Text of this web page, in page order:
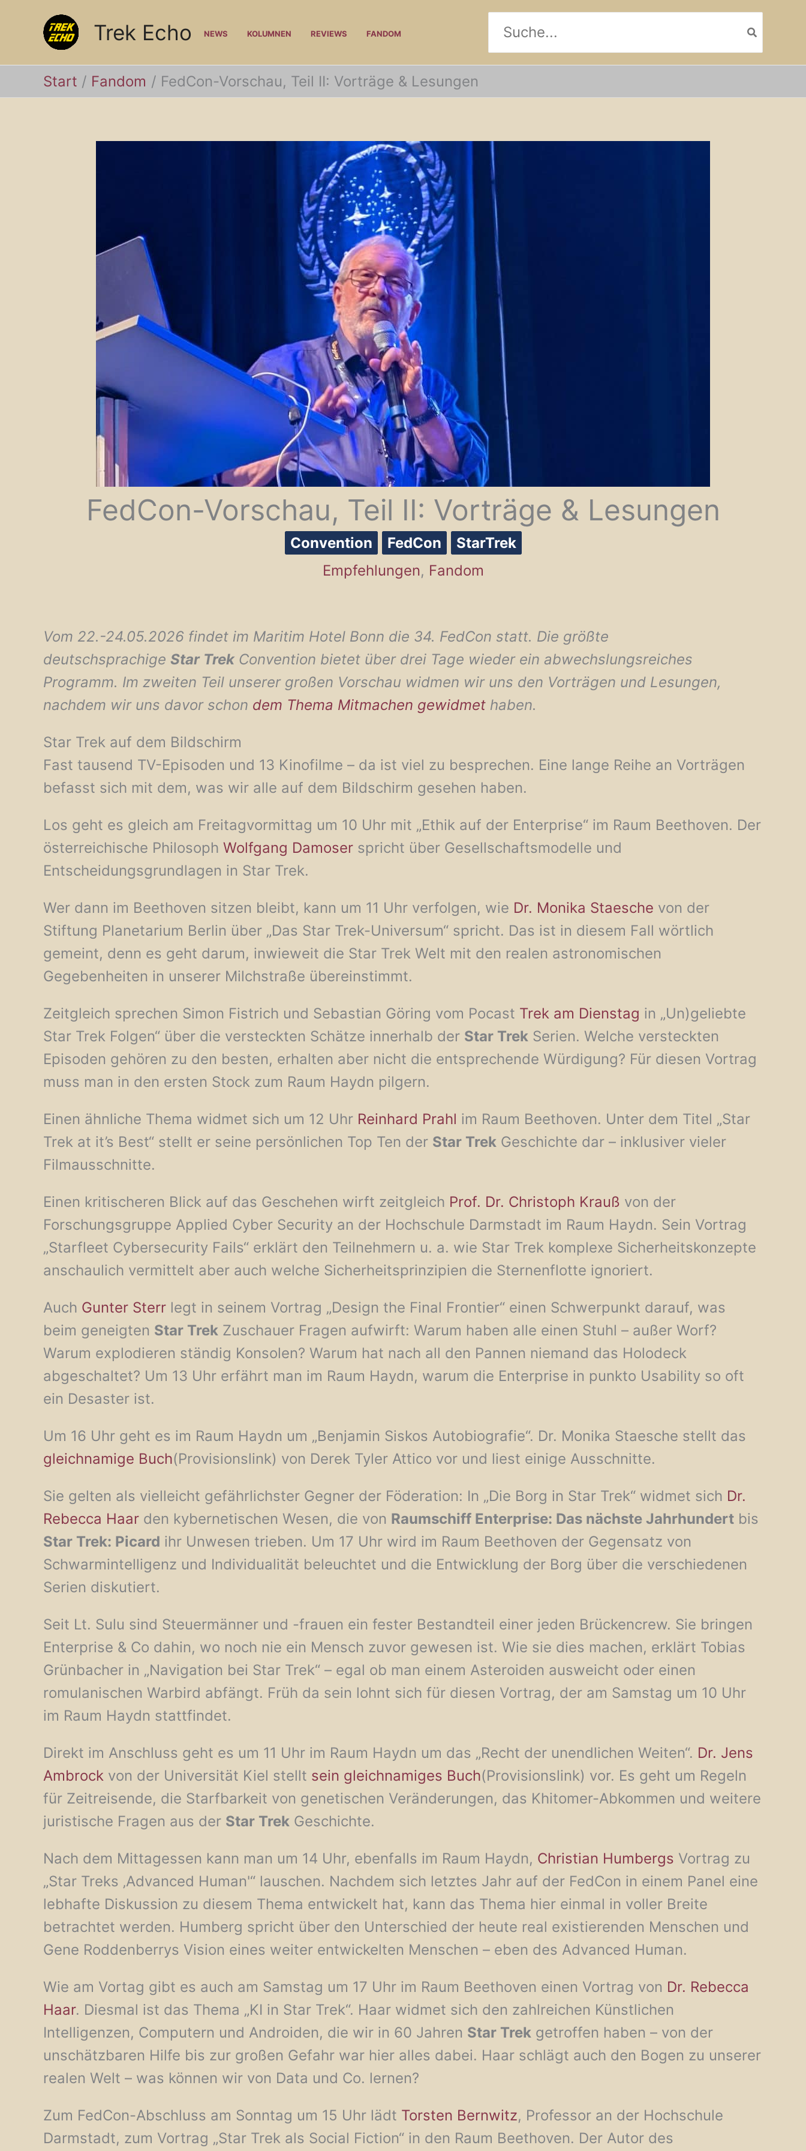
Trek Echo NEWS KOLUMNEN REVIEWS FANDOM
for:
Start Fandom FedCon-Vorschau, Teil II: Vorträge & Lesungen
FedCon-Vorschau, Teil II: Vorträge & Lesungen
Convention FedCon
StarTrek
Empfehlungen, Fandom
Vom 22.-24.05.2026 findet im Maritim Hotel Bonn die 34. FedCon statt. Die größte
deutschsprachige Star Trek Convention bietet über drei Tage wieder ein abwechslungsreiches
Programm. Im zweiten Teil unserer großen Vorschau widmen wir uns den Vorträgen und Lesungen,
nachdem wir uns davor schon dem Thema Mitmachen gewidmet haben.
Star Trek auf dem Bildschirm
Fast tausend TV-Episoden und 13 Kinofilme – da ist viel zu besprechen. Eine lange Reihe an Vorträgen
befasst sich mit dem, was wir alle auf dem Bildschirm gesehen haben.
Los geht es gleich am Freitagvormittag um 10 Uhr mit „Ethik auf der Enterprise“ im Raum Beethoven. Der
österreichische Philosoph Wolfgang Damoser spricht über Gesellschaftsmodelle und
Entscheidungsgrundlagen in Star Trek.
Wer dann im Beethoven sitzen bleibt, kann um 11 Uhr verfolgen, wie Dr. Monika Staesche von der
Stiftung Planetarium Berlin über „Das Star Trek-Universum“ spricht. Das ist in diesem Fall wörtlich
gemeint, denn es geht darum, inwieweit die Star Trek Welt mit den realen astronomischen
Gegebenheiten in unserer Milchstraße übereinstimmt.
Zeitgleich sprechen Simon Fistrich und Sebastian Göring vom Pocast Trek am Dienstag in „Un)geliebte
Star Trek Folgen“ über die versteckten Schätze innerhalb der Star Trek Serien. Welche versteckten
Episoden gehören zu den besten, erhalten aber nicht die entsprechende Würdigung? Für diesen Vortrag
muss man in den ersten Stock zum Raum Haydn pilgern.
Einen ähnliche Thema widmet sich um 12 Uhr Reinhard Prahl im Raum Beethoven. Unter dem Titel „Star
Trek at it’s Best“ stellt er seine persönlichen Top Ten der Star Trek Geschichte dar – inklusiver vieler
Filmausschnitte.
Einen kritischeren Blick auf das Geschehen wirft zeitgleich Prof. Dr. Christoph Krauß von der
Forschungsgruppe Applied Cyber Security an der Hochschule Darmstadt im Raum Haydn. Sein Vortrag
„Starfleet Cybersecurity Fails“ erklärt den Teilnehmern u. a. wie Star Trek komplexe Sicherheitskonzepte
anschaulich vermittelt aber auch welche Sicherheitsprinzipien die Sternenflotte ignoriert.
Auch Gunter Sterr legt in seinem Vortrag „Design the Final Frontier“ einen Schwerpunkt darauf, was
beim geneigten Star Trek Zuschauer Fragen aufwirft: Warum haben alle einen Stuhl – außer Worf?
Warum explodieren ständig Konsolen? Warum hat nach all den Pannen niemand das Holodeck
abgeschaltet? Um 13 Uhr erfährt man im Raum Haydn, warum die Enterprise in punkto Usability so oft
ein Desaster ist.
Um 16 Uhr geht es im Raum Haydn um „Benjamin Siskos Autobiografie“. Dr. Monika Staesche stellt das
gleichnamige Buch(Provisionslink) von Derek Tyler Attico vor und liest einige Ausschnitte.
Sie gelten als vielleicht gefährlichster Gegner der Föderation: In „Die Borg in Star Trek“ widmet sich Dr.
Rebecca Haar den kybernetischen Wesen, die von Raumschiff Enterprise: Das nächste Jahrhundert bis
Star Trek: Picard ihr Unwesen trieben. Um 17 Uhr wird im Raum Beethoven der Gegensatz von
Schwarmintelligenz und Individualität beleuchtet und die Entwicklung der Borg über die verschiedenen
Serien diskutiert.
Seit Lt. Sulu sind Steuermänner und -frauen ein fester Bestandteil einer jeden Brückencrew. Sie bringen
Enterprise & Co dahin, wo noch nie ein Mensch zuvor gewesen ist. Wie sie dies machen, erklärt Tobias
Grünbacher in „Navigation bei Star Trek“ – egal ob man einem Asteroiden ausweicht oder einen
romulanischen Warbird abfängt. Früh da sein lohnt sich für diesen Vortrag, der am Samstag um 10 Uhr
im Raum Haydn stattfindet.
Direkt im Anschluss geht es um 11 Uhr im Raum Haydn um das „Recht der unendlichen Weiten“. Dr. Jens
Ambrock von der Universität Kiel stellt sein gleichnamiges Buch(Provisionslink) vor. Es geht um Regeln
für Zeitreisende, die Starfbarkeit von genetischen Veränderungen, das Khitomer-Abkommen und weitere
juristische Fragen aus der Star Trek Geschichte.
Nach dem Mittagessen kann man um 14 Uhr, ebenfalls im Raum Haydn, Christian Humbergs Vortrag zu
„Star Treks ‚Advanced Human'“ lauschen. Nachdem sich letztes Jahr auf der FedCon in einem Panel eine
lebhafte Diskussion zu diesem Thema entwickelt hat, kann das Thema hier einmal in voller Breite
betrachtet werden. Humberg spricht über den Unterschied der heute real existierenden Menschen und
Gene Roddenberrys Vision eines weiter entwickelten Menschen – eben des Advanced Human.
Wie am Vortag gibt es auch am Samstag um 17 Uhr im Raum Beethoven einen Vortrag von Dr. Rebecca
Haar. Diesmal ist das Thema „KI in Star Trek“. Haar widmet sich den zahlreichen Künstlichen
Intelligenzen, Computern und Androiden, die wir in 60 Jahren Star Trek getroffen haben – von der
unschätzbaren Hilfe bis zur großen Gefahr war hier alles dabei. Haar schlägt auch den Bogen zu unserer
realen Welt – was können wir von Data und Co. lernen?
Zum FedCon-Abschluss am Sonntag um 15 Uhr lädt Torsten Bernwitz, Professor an der Hochschule
Darmstadt, zum Vortrag „Star Trek als Social Fiction“ in den Raum Beethoven. Der Autor des